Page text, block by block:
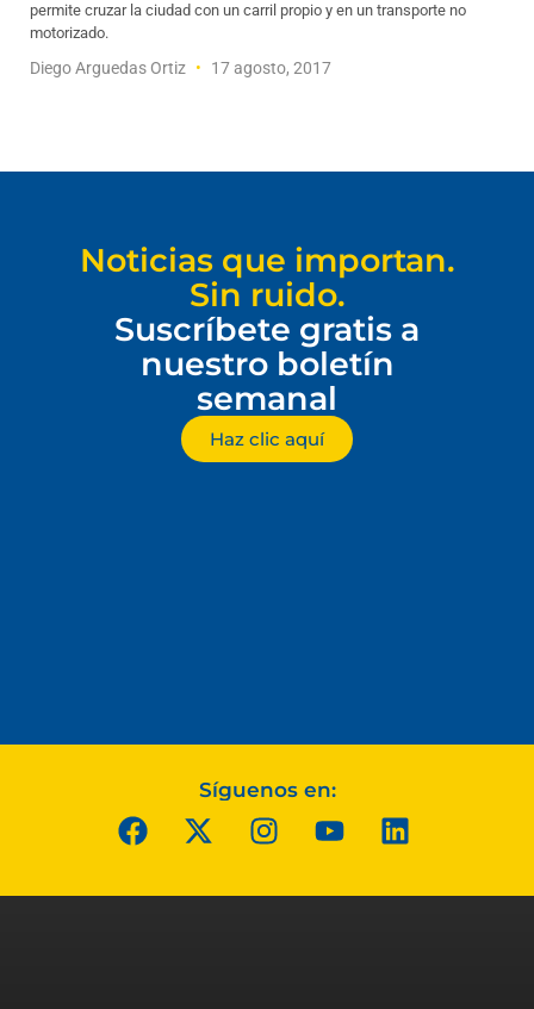
permite cruzar la ciudad con un carril propio y en un transporte no
motorizado.
Diego Arguedas Ortiz 17 agosto, 2017
Noticias que importan.
Sin ruido.
Suscríbete gratis a
nuestro boletín
semanal
Haz clic aquí
Síguenos en: